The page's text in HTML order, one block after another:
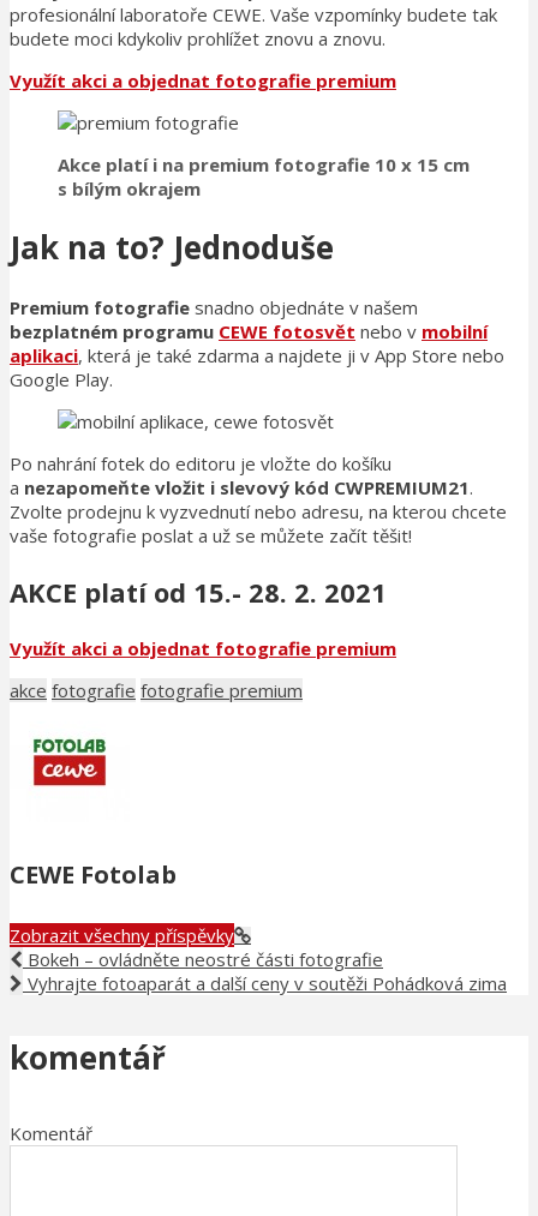
profesionální laboratoře CEWE. Vaše vzpomínky budete tak
budete moci kdykoliv prohlížet znovu a znovu.
Využít akci a objednat fotografie premium
Akce platí i na premium fotografie 10 x 15 cm
s bílým okrajem
Jak na to? Jednoduše
Premium fotografie snadno objednáte v našem
bezplatném programu CEWE fotosvět nebo v mobilní
aplikaci, která je také zdarma a najdete ji v App Store nebo
Google Play.
Po nahrání fotek do editoru je vložte do košíku
a nezapomeňte vložit i slevový kód CWPREMIUM21.
Zvolte prodejnu k vyzvednutí nebo adresu, na kterou chcete
vaše fotografie poslat a už se můžete začít těšit!
AKCE platí od 15.- 28. 2. 2021
Využít akci a objednat fotografie premium
akce fotografie fotografie premium
CEWE Fotolab
Zobrazit všechny příspěvky
Bokeh – ovládněte neostré části fotografie
Vyhrajte fotoaparát a další ceny v soutěži Pohádková zima
komentář
Komentář